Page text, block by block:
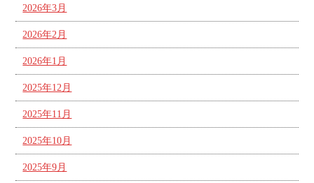
2026年3月
2026年2月
2026年1月
2025年12月
2025年11月
2025年10月
2025年9月